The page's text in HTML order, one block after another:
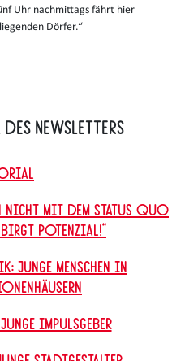
Uhr nachmittags fährt hier
Dörfer.“
Newsletters
nicht mit dem Status Quo
Potenzial!“
Junge Menschen in
Impulsgeber